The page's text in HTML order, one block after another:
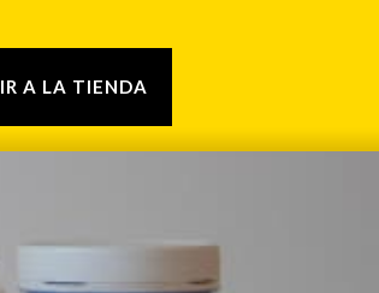
IR A LA TIENDA